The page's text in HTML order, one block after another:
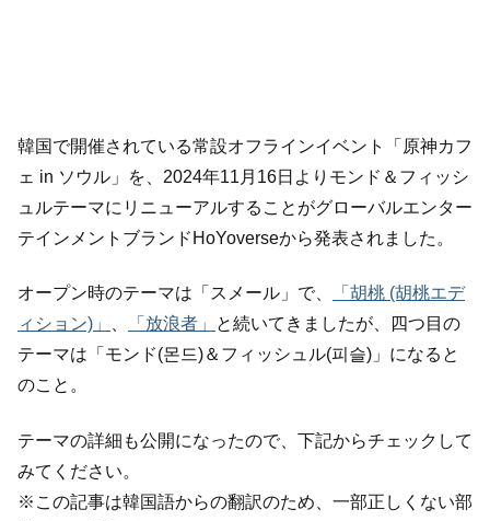
韓国で開催されている常設オフラインイベント「原神カフ
ェ in ソウル」を、2024年11月16日よりモンド＆フィッシ
ュルテーマにリニューアルすることがグローバルエンター
テインメントブランドHoYoverseから発表されました。
オープン時のテーマは「スメール」で、
「胡桃 (胡桃エデ
ィション)」
「放浪者」
と続いてきましたが、四つ目の
テーマは「モンド(몬드)＆フィッシュル(피슬)」になると
のこと。
テーマの詳細も公開になったので、下記からチェックして
みてください。
※この記事は韓国語からの翻訳のため、一部正しくない部